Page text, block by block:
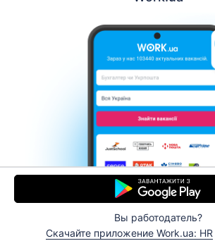
Вы работодатель?
Скачайте приложение Work.ua: HR
Контакты О нас
Новости Work.ua
Помощь
Условия использования
© 2006–2026 Work.ua. Сервис